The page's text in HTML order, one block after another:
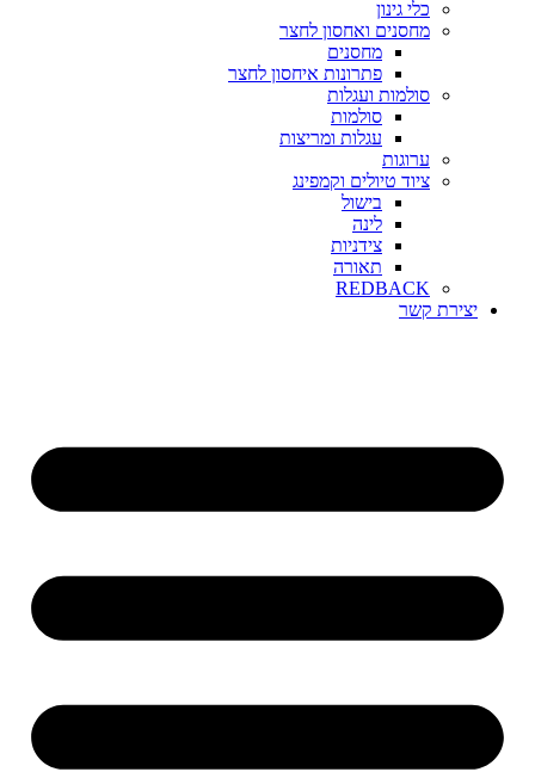
כלי גינון
מחסנים ואחסון לחצר
מחסנים
פתרונות איחסון לחצר
סולמות ועגלות
סולמות
עגלות ומריצות
ערוגות
ציוד טיולים וקמפינג
בישול
לינה
צידניות
תאורה
REDBACK
יצירת קשר